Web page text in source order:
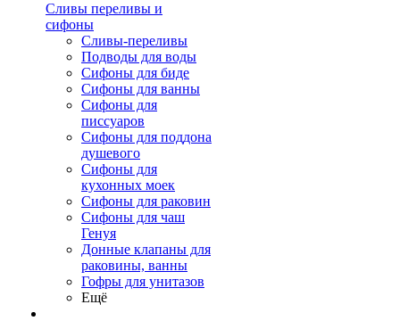
Сливы переливы и
сифоны
Сливы-переливы
Подводы для воды
Сифоны для биде
Сифоны для ванны
Сифоны для
писсуаров
Сифоны для поддона
душевого
Сифоны для
кухонных моек
Сифоны для раковин
Сифоны для чаш
Генуя
Донные клапаны для
раковины, ванны
Гофры для унитазов
Ещё